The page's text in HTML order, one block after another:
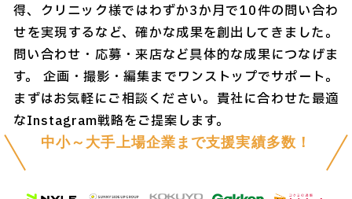
得、クリニック様ではわずか3か月で10件の問い合わ
せを実現するなど、確かな成果を創出してきました。
問い合わせ・応募・来店など具体的な成果につなげま
す。 企画・撮影・編集までワンストップでサポート。
まずはお気軽にご相談ください。貴社に合わせた最適
なInstagram戦略をご提案します。
中小～大手上場企業まで支援実績多数！